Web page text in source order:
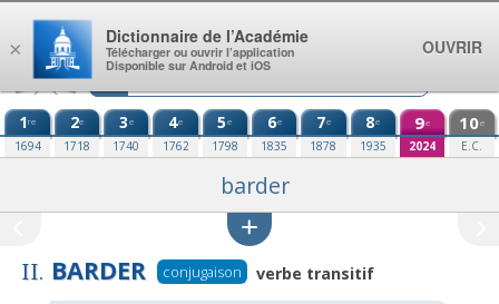
Aller au contenu
1re
1694
2e
1718
3e
1740
4e
1762
5e
1798
6e
1835
7e
1878
8e
1935
9e
2024
10e
E.C.
barder
II. BARDER conjugaison verbe transitif
×
Dictionnaire de l’Académie
Télécharger ou ouvrir l’application
Disponible sur Android et iOS
OUVRIR